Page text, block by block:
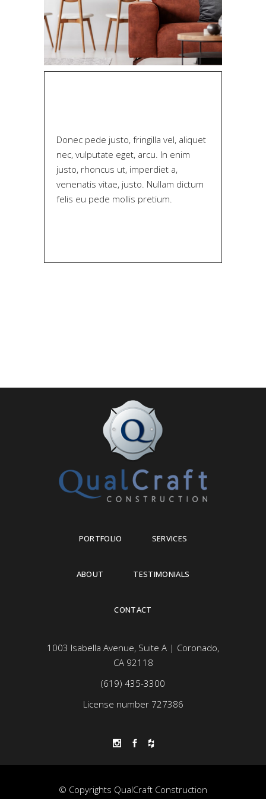
Donec pede justo, fringilla vel, aliquet
nec, vulputate eget, arcu. In enim
justo, rhoncus ut, imperdiet a,
venenatis vitae, justo. Nullam dictum
felis eu pede mollis pretium.
PORTFOLIO SERVICES
ABOUT TESTIMONIALS
CONTACT
1003 Isabella Avenue, Suite A | Coronado,
CA 92118
(619) 435-3300
License number 727386
© Copyrights QualCraft Construction